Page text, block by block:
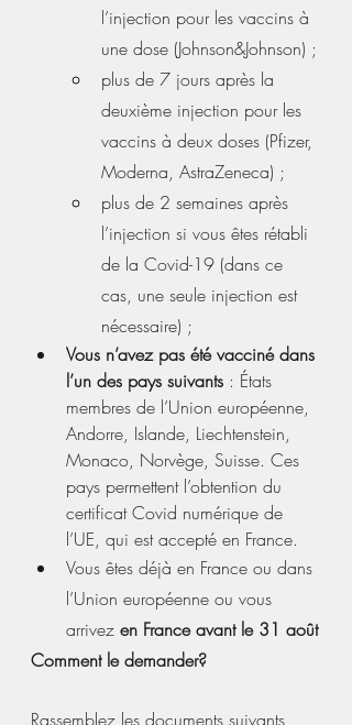
l’injection pour les vaccins à
une dose (Johnson&Johnson) ;
plus de 7 jours après la
deuxième injection pour les
vaccins à deux doses (Pfizer,
Moderna, AstraZeneca) ;
plus de 2 semaines après
l’injection si vous êtes rétabli
de la Covid-19 (dans ce
cas, une seule injection est
nécessaire) ;
Vous n’avez pas été vacciné dans
l’un des pays suivants : États
membres de l’Union européenne,
Andorre, Islande, Liechtenstein,
Monaco, Norvège, Suisse. Ces
pays permettent l’obtention du
certificat Covid numérique de
l’UE, qui est accepté en France.
Vous êtes déjà en France ou dans
l’Union européenne ou vous
arrivez en France avant le 31 août
Comment le demander?
Rassemblez les documents suivants,